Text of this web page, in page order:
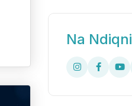
Na Ndiqni